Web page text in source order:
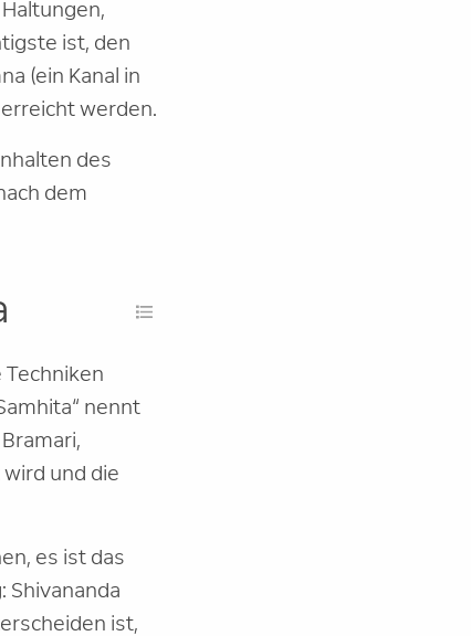
ist, den
(ein Kanal in
werden.
des
dem
nennt
und die
es ist das
Shivananda
ist,